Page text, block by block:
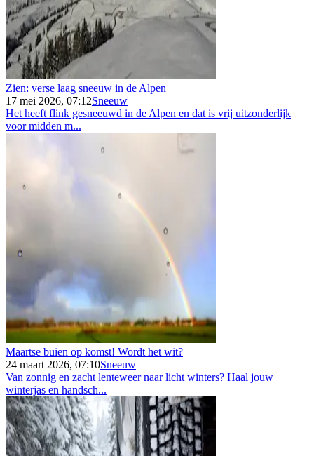
Zien: verse laag sneeuw in de Alpen
17 mei 2026, 07:12Sneeuw
Het heeft flink gesneeuwd in de Alpen en dat is vrij uitzonderlijk
voor midden m...
Maartse buien op komst! Wordt het wit?
24 maart 2026, 07:10Sneeuw
Van zonnig en zacht lenteweer naar licht winters? Haal jouw
winterjas en handsch...